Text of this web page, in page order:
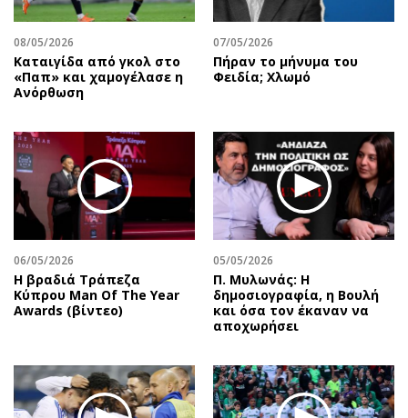
08/05/2026
Καταιγίδα από γκολ στο
«Παπ» και χαμογέλασε η
Ανόρθωση
07/05/2026
Πήραν το μήνυμα του
Φειδία; Χλωμό
06/05/2026
Η βραδιά Τράπεζα
Κύπρου Man Of The Year
Awards (βίντεο)
05/05/2026
Π. Μυλωνάς: Η
δημοσιογραφία, η Βουλή
και όσα τον έκαναν να
αποχωρήσει